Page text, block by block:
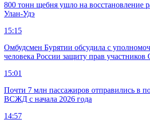
800 тонн щебня ушло на восстановление
Улан-Удэ
15:15
Омбудсмен Бурятии обсудила с
человека России защиту прав
15:01
Почти 7 млн пассажиров отправились в
ВСЖД с начала 2026 года
14:57